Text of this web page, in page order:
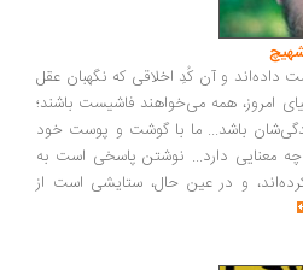
و آن کُدِ اخلاقی که نگهبان عقل
همه می‌خواهند فاشیست باشند؛
باشد... ما با گوشت و پوست خود
دارد... نوشتن پاسخی است به
و در عین حال، ستایشی است از